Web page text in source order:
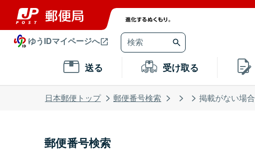
ゆうIDマイページへ
送る 受け取る
日本郵便トップ 郵便番号検索 掲載がない場合
郵便番号検索